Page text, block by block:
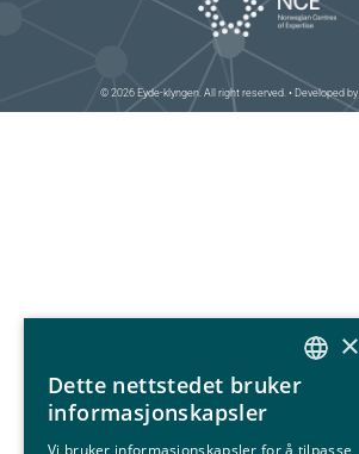
© 2026 Eyde-klyngen. All right reserved. • Developed by
NORWEGIAN
×
Dette nettstedet bruker
informasjonskapsler
Vi bruker informasjonskapsler for å tilpasse